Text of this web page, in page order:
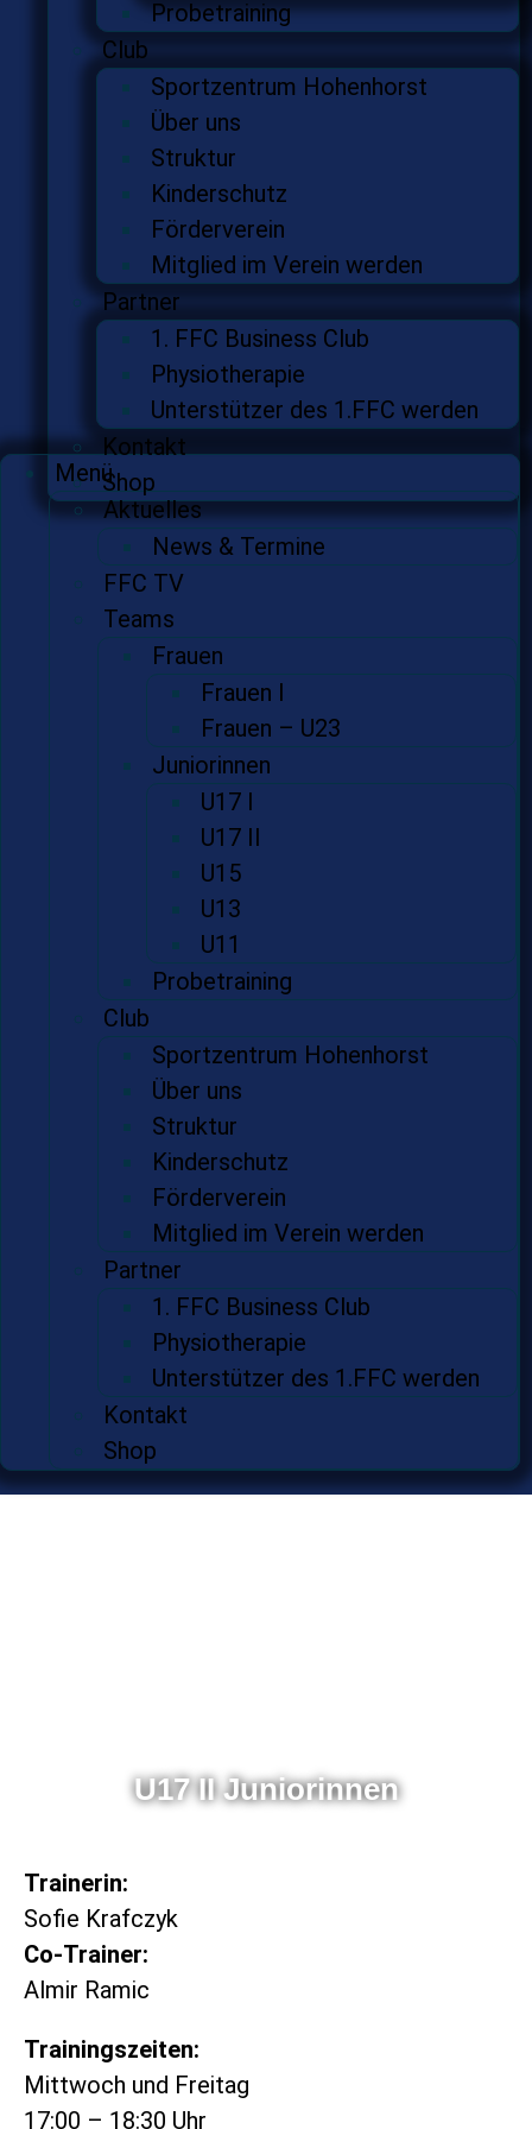
Probetraining
Club
Sportzentrum Hohenhorst
Über uns
Struktur
Kinderschutz
Förderverein
Mitglied im Verein werden
Partner
1. FFC Business Club
Physiotherapie
Unterstützer des 1.FFC werden
Kontakt
Shop
Menü
Aktuelles
News & Termine
FFC TV
Teams
Frauen
Frauen I
Frauen – U23
Juniorinnen
U17 I
U17 II
U15
U13
U11
Probetraining
Club
Sportzentrum Hohenhorst
Über uns
Struktur
Kinderschutz
Förderverein
Mitglied im Verein werden
Partner
1. FFC Business Club
Physiotherapie
Unterstützer des 1.FFC werden
Kontakt
Shop
U17 II Juniorinnen
Trainerin:
Sofie Krafczyk
Co-Trainer:
Almir Ramic
Trainingszeiten:
Mittwoch und Freitag
17:00 – 18:30 Uhr